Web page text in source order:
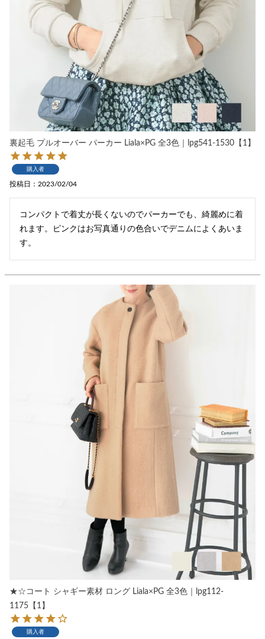
裏起毛 プルオーバー パーカー Liala×PG 全3色｜lpg541-1530【1】
購入者
投稿日 2023/02/04
コンパクトで着丈が長くないのでパーカーでも、綺麗めに着
れます。ピンクはお写真通りの色合いでデニムによくあいま
す。
★☆コート シャギー素材 ロング Liala×PG 全3色｜lpg112-
1175【1】
購入者